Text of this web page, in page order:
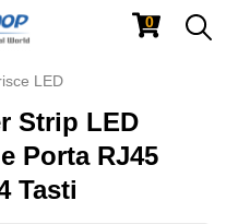
0
LED
Strip LED
Porta RJ45
Tasti